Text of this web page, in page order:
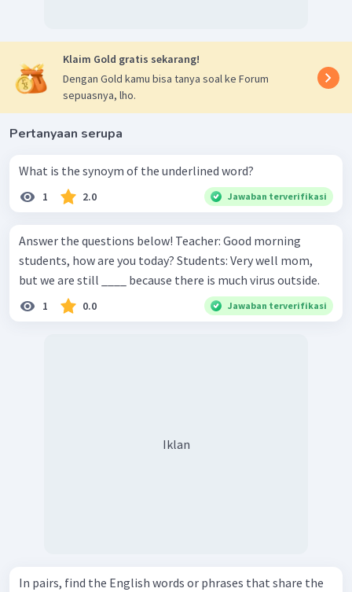
Klaim Gold gratis sekarang!
Dengan Gold kamu bisa tanya soal ke Forum
sepuasnya, lho.
Pertanyaan serupa
What is the synoym of the underlined word?
1 2.0 Jawaban terverifikasi
Answer the questions below! Teacher: Good morning
students, how are you today? Students: Very well mom,
but we are still ____ because there is much virus outside.
1 0.0 Jawaban terverifikasi
Iklan
In pairs, find the English words or phrases that share the